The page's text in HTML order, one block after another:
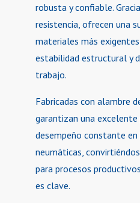
robusta y confiable.
resistencia, ofrecen una
materiales más
estabilidad estructural y
trabajo.
Fabricadas con alambre
garantizan una excelente
desempeño constante
neumáticas,
para procesos
es clave.